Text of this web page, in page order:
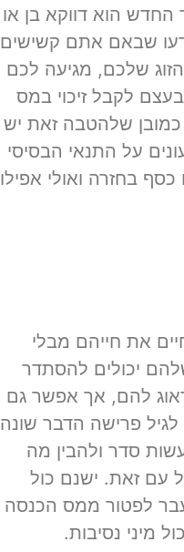
הוא דווקא בן או
שבאם אתם קשישים
שלכם, מגיעה לכם
לקבל זיכוי במס
כמובן שלהטבה זאת יש
על התנאי הבסיסי
בחזרה ואולי אפילו
את חייהם מבלי
יכולים להסתדר
להם, אך אפשר גם
לגיל פרישה הדבר שונה
סדר ולהבין מה
עם זאת. ישנם כול
לפטור ממס הכנסה
מיני נסיבות.